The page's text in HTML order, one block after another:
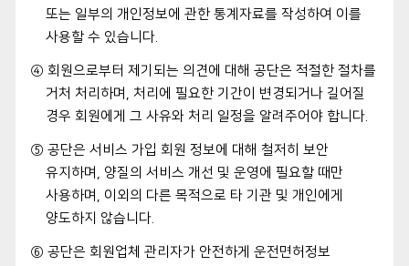
또는 일부의 개인정보에 관한 통계자료를 작성하여 이를
사용할 수 있습니다.
④ 회원으로부터 제기되는 의견에 대해 공단은 적절한 절차를
거처 처리하며, 처리에 필요한 기간이 변경되거나 길어질
경우 회원에게 그 사유와 처리 일정을 알려주어야 합니다.
⑤ 공단은 서비스 가입 회원 정보에 대해 철저히 보안
유지하며, 양질의 서비스 개선 및 운영에 필요할 때만
사용하며, 이외의 다른 목적으로 타 기관 및 개인에게
양도하지 않습니다.
⑥ 공단은 회원업체 관리자가 안전하게 운전면허정보